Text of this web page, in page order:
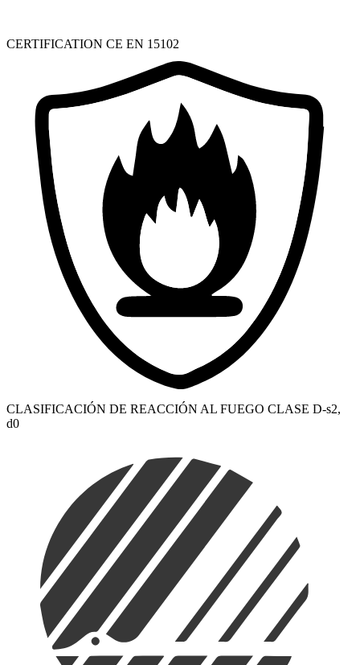
CERTIFICATION CE EN 15102
CLASIFICACIÓN DE REACCIÓN AL FUEGO CLASE D-s2,
d0